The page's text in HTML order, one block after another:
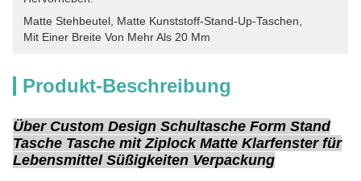
Matte Stehbeutel Matte Kunststoff-Stand-Up-Taschen
Mit Einer Breite Von Mehr Als 20 Mm
Produkt-Beschreibung
Über Custom Design Schultasche Form Stand
Tasche Tasche mit Ziplock Matte Klarfenster für
Lebensmittel Süßigkeiten Verpackung